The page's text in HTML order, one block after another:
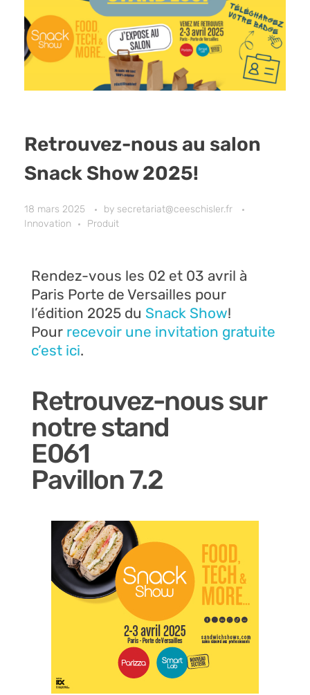
Retrouvez-nous au salon
Snack Show 2025!
18 mars 2025 by secretariat@ceeschisler.fr
Innovation
Produit
Rendez-vous les 02 et 03 avril à
Paris Porte de Versailles pour
l’édition 2025 du Snack Show!
Pour recevoir une invitation gratuite
c’est ici.
Retrouvez-nous sur
notre stand
E061
Pavillon 7.2